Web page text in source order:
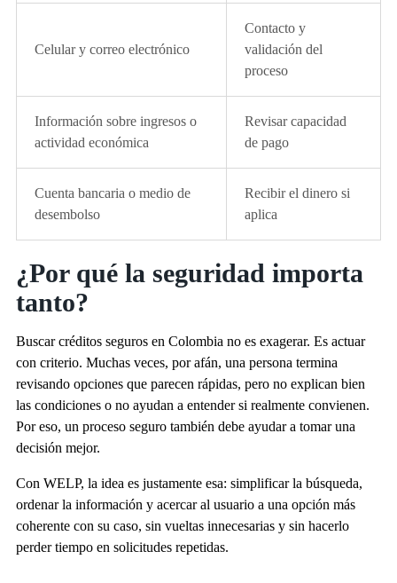
Celular y correo electrónico
Contacto y
validación del
proceso
Información sobre ingresos o
actividad económica
Revisar capacidad
de pago
Cuenta bancaria o medio de
desembolso
Recibir el dinero si
aplica
¿Por qué la seguridad importa
tanto?
Buscar créditos seguros en Colombia no es exagerar. Es actuar
con criterio. Muchas veces, por afán, una persona termina
revisando opciones que parecen rápidas, pero no explican bien
las condiciones o no ayudan a entender si realmente convienen.
Por eso, un proceso seguro también debe ayudar a tomar una
decisión mejor.
Con WELP, la idea es justamente esa: simplificar la búsqueda,
ordenar la información y acercar al usuario a una opción más
coherente con su caso, sin vueltas innecesarias y sin hacerlo
perder tiempo en solicitudes repetidas.